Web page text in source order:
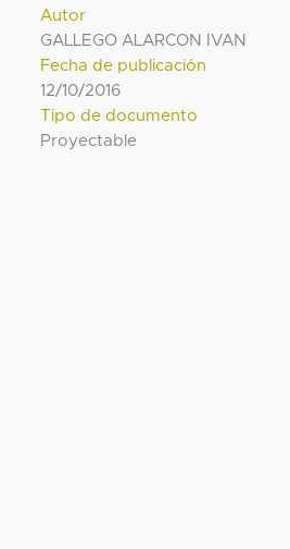
Autor
GALLEGO ALARCON IVAN
Fecha de publicación
12/10/2016
Tipo de documento
Proyectable